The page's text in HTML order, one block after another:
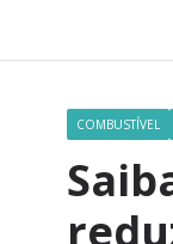
COMBUSTÍVEL